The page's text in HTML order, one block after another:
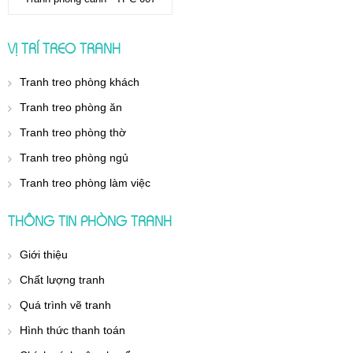
VỊ TRÍ TREO TRANH
Tranh treo phòng khách
Tranh treo phòng ăn
Tranh treo phòng thờ
Tranh treo phòng ngủ
Tranh treo phòng làm việc
THÔNG TIN PHÒNG TRANH
Giới thiệu
Chất lượng tranh
Quá trình vẽ tranh
Hình thức thanh toán